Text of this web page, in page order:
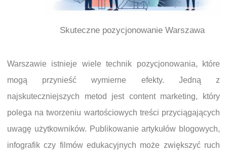
Skuteczne pozycjonowanie Warszawa
Warszawie istnieje wiele technik pozycjonowania, które
mogą przynieść wymierne efekty. Jedną z
najskuteczniejszych metod jest content marketing, który
polega na tworzeniu wartościowych treści przyciągających
uwagę użytkowników. Publikowanie artykułów blogowych,
infografik czy filmów edukacyjnych może zwiększyć ruch